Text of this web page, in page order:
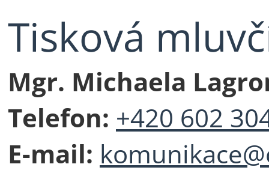
Tisková
Mgr. Michaela
Telefon: +420 602
E-mail: